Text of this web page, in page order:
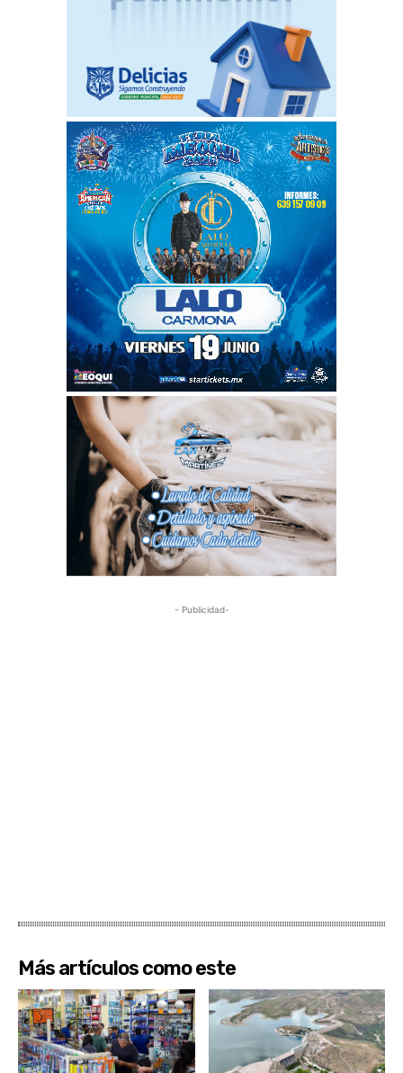
- Publicidad-
Más artículos como este